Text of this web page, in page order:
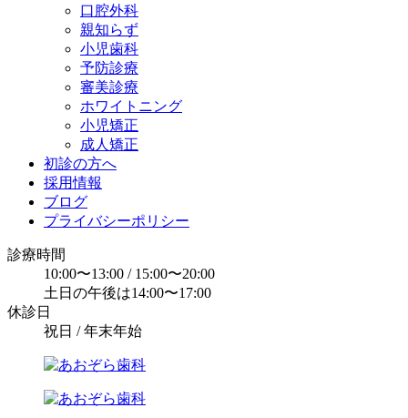
口腔外科
親知らず
小児歯科
予防診療
審美診療
ホワイトニング
小児矯正
成人矯正
初診の方へ
採用情報
ブログ
プライバシーポリシー
診療時間
10:00〜13:00 / 15:00〜20:00
土日の午後は14:00〜17:00
休診日
祝日 / 年末年始